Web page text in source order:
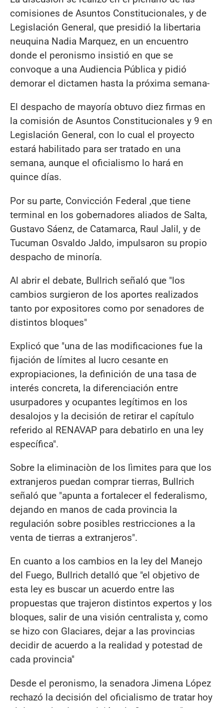
comisiones de Asuntos Constitucionales, y de
Legislación General, que presidió la libertaria
neuquina Nadia Marquez, en un encuentro
donde el peronismo insistió en que se
convoque a una Audiencia Pública y pidió
demorar el dictamen hasta la próxima semana-
El despacho de mayoría obtuvo diez firmas en
la comisión de Asuntos Constitucionales y 9 en
Legislación General, con lo cual el proyecto
estará habilitado para ser tratado en una
semana, aunque el oficialismo lo hará en
quince días.
Por su parte, Convicción Federal ,que tiene
terminal en los gobernadores aliados de Salta,
Gustavo Sáenz, de Catamarca, Raul Jalil, y de
Tucuman Osvaldo Jaldo, impulsaron su propio
despacho de minoría.
Al abrir el debate, Bullrich señaló que "los
cambios surgieron de los aportes realizados
tanto por expositores como por senadores de
distintos bloques"
Explicó que "una de las modificaciones fue la
fijación de límites al lucro cesante en
expropiaciones, la definición de una tasa de
interés concreta, la diferenciación entre
usurpadores y ocupantes legítimos en los
desalojos y la decisión de retirar el capítulo
referido al RENAVAP para debatirlo en una ley
específica".
Sobre la eliminaciòn de los lìmites para que los
extranjeros puedan comprar tierras, Bullrich
señaló que "apunta a fortalecer el federalismo,
dejando en manos de cada provincia la
regulación sobre posibles restricciones a la
venta de tierras a extranjeros".
En cuanto a los cambios en la ley del Manejo
del Fuego, Bullrich detalló que "el objetivo de
esta ley es buscar un acuerdo entre las
propuestas que trajeron distintos expertos y los
bloques, salir de una visión centralista y, como
se hizo con Glaciares, dejar a las provincias
decidir de acuerdo a la realidad y potestad de
cada provincia"
Desde el peronismo, la senadora Jimena López
rechazó la decisión del oficialismo de tratar hoy